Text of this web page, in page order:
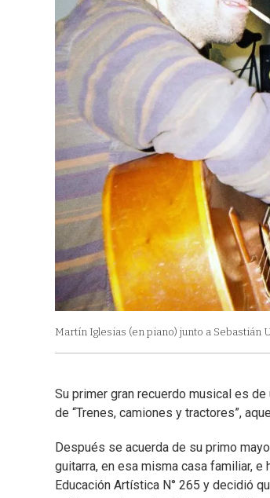
Martín Iglesias (en piano) junto a Sebastián
Su primer gran recuerdo musical es
de “Trenes, camiones y tractores”,
Después se acuerda de su primo
guitarra, en esa misma casa familiar,
Educación Artística N° 265 y decidió